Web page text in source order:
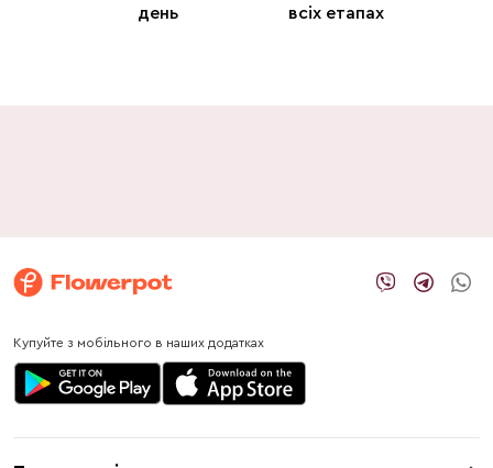
день
всіх етапах
Купуйте з мобільного в наших додатках